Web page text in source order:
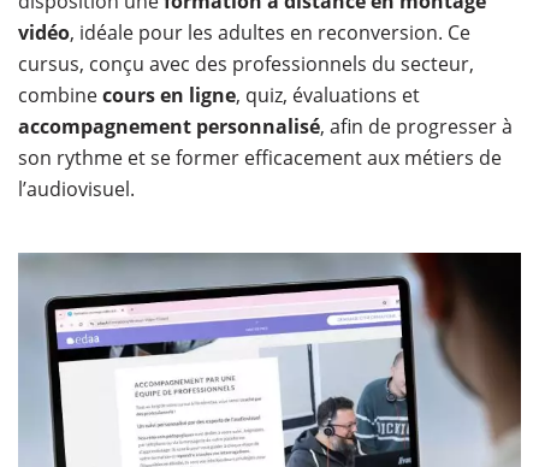
vidéo, idéale pour les adultes en reconversion. Ce
cursus, conçu avec des professionnels du secteur,
combinecours en ligne, quiz, évaluations et
accompagnement personnalisé, afin de progresser à
son rythme et se former efficacement aux métiers de
l’audiovisuel.